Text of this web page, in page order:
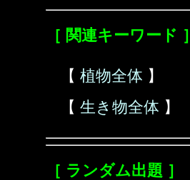
［ 関連キーワード ］
【 植物全体 】
【 生き物全体 】
［ ランダム出題 ］